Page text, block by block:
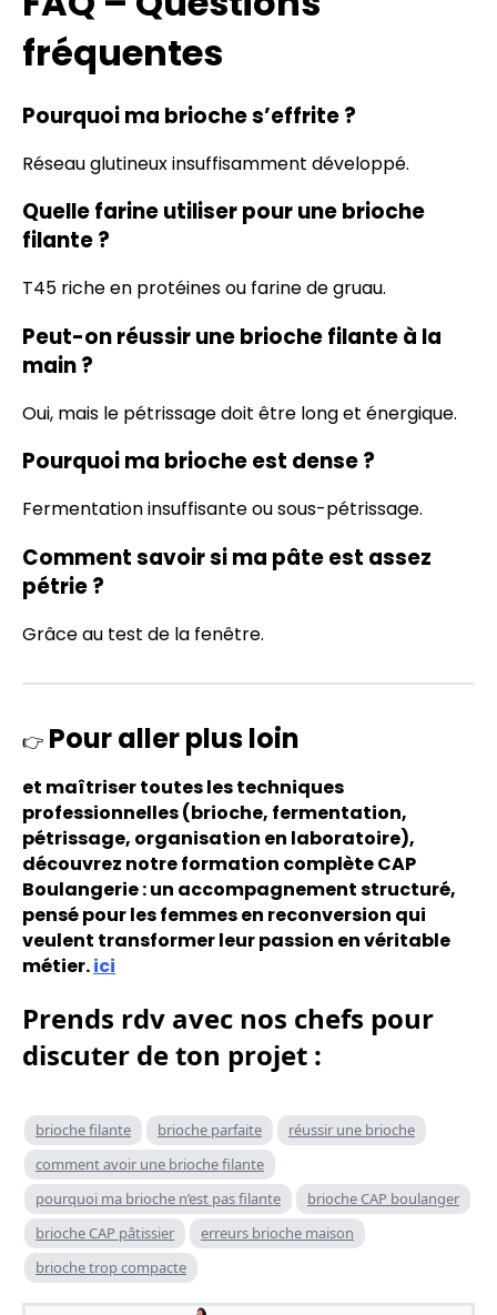
fréquentes
Pourquoi ma brioche s’effrite ?
Réseau glutineux insuffisamment développé.
Quelle farine utiliser pour une brioche
filante ?
T45 riche en protéines ou farine de gruau.
Peut-on réussir une brioche filante à la
main ?
Oui, mais le pétrissage doit être long et énergique.
Pourquoi ma brioche est dense ?
Fermentation insuffisante ou sous-pétrissage.
Comment savoir si ma pâte est assez
pétrie ?
Grâce au test de la fenêtre.
👉 Pour aller plus loin
et maîtriser toutes les techniques
professionnelles (brioche, fermentation,
pétrissage, organisation en laboratoire),
découvrez notre formation complète CAP
Boulangerie : un accompagnement structuré,
pensé pour les femmes en reconversion qui
veulent transformer leur passion en véritable
métier.ici
Prends rdv avec nos chefs pour
discuter de ton projet :
brioche filante brioche parfaite
réussir une brioche
comment avoir une brioche filante
pourquoi ma brioche n’est pas filante
brioche CAP boulanger
brioche CAP pâtissier
erreurs brioche maison
brioche trop compacte